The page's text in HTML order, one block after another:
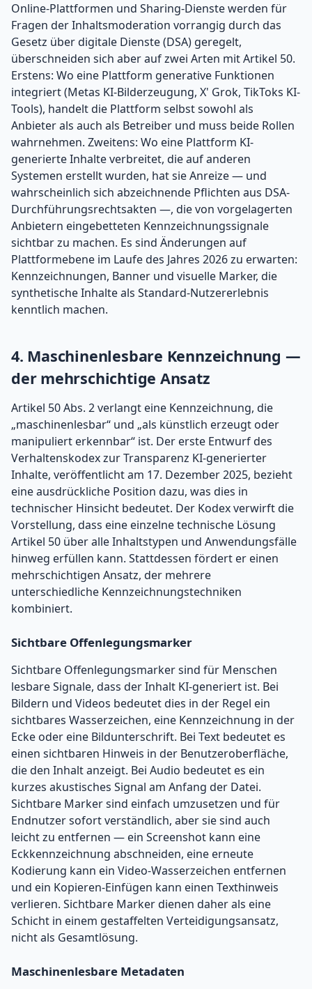
Online-Plattformen und Sharing-Dienste werden für
Fragen der Inhaltsmoderation vorrangig durch das
Gesetz über digitale Dienste (DSA) geregelt,
überschneiden sich aber auf zwei Arten mit Artikel 50.
Erstens: Wo eine Plattform generative Funktionen
integriert (Metas KI-Bilderzeugung, X' Grok, TikToks KI-
Tools), handelt die Plattform selbst sowohl als
Anbieter als auch als Betreiber und muss beide Rollen
wahrnehmen. Zweitens: Wo eine Plattform KI-
generierte Inhalte verbreitet, die auf anderen
Systemen erstellt wurden, hat sie Anreize — und
wahrscheinlich sich abzeichnende Pflichten aus DSA-
Durchführungsrechtsakten —, die von vorgelagerten
Anbietern eingebetteten Kennzeichnungssignale
sichtbar zu machen. Es sind Änderungen auf
Plattformebene im Laufe des Jahres 2026 zu erwarten:
Kennzeichnungen, Banner und visuelle Marker, die
synthetische Inhalte als Standard-Nutzererlebnis
kenntlich machen.
4. Maschinenlesbare Kennzeichnung —
der mehrschichtige Ansatz
Artikel 50 Abs. 2 verlangt eine Kennzeichnung, die
„maschinenlesbar“ und „als künstlich erzeugt oder
manipuliert erkennbar“ ist. Der erste Entwurf des
Verhaltenskodex zur Transparenz KI-generierter
Inhalte, veröffentlicht am 17. Dezember 2025, bezieht
eine ausdrückliche Position dazu, was dies in
technischer Hinsicht bedeutet. Der Kodex verwirft die
Vorstellung, dass eine einzelne technische Lösung
Artikel 50 über alle Inhaltstypen und Anwendungsfälle
hinweg erfüllen kann. Stattdessen fördert er einen
mehrschichtigen Ansatz, der mehrere
unterschiedliche Kennzeichnungstechniken
kombiniert.
Sichtbare Offenlegungsmarker
Sichtbare Offenlegungsmarker sind für Menschen
lesbare Signale, dass der Inhalt KI-generiert ist. Bei
Bildern und Videos bedeutet dies in der Regel ein
sichtbares Wasserzeichen, eine Kennzeichnung in der
Ecke oder eine Bildunterschrift. Bei Text bedeutet es
einen sichtbaren Hinweis in der Benutzeroberfläche,
die den Inhalt anzeigt. Bei Audio bedeutet es ein
kurzes akustisches Signal am Anfang der Datei.
Sichtbare Marker sind einfach umzusetzen und für
Endnutzer sofort verständlich, aber sie sind auch
leicht zu entfernen — ein Screenshot kann eine
Eckkennzeichnung abschneiden, eine erneute
Kodierung kann ein Video-Wasserzeichen entfernen
und ein Kopieren-Einfügen kann einen Texthinweis
verlieren. Sichtbare Marker dienen daher als eine
Schicht in einem gestaffelten Verteidigungsansatz,
nicht als Gesamtlösung.
Maschinenlesbare Metadaten